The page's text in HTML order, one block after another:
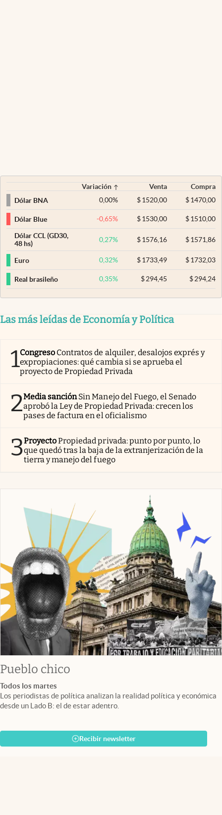
Variación Venta
Compra
Dólar BNA
0,00% $ 1520,00 $1470,00
Dólar Blue -0,65% $ 1530,00 $1510,00
Dólar CCL (GD30,
48 hs)
0,27% $ 1576,16 $1571,86
Euro 0,32% $ 1733,49 $1732,03
Real brasileño 0,35% $ 294,45 $294,24
Las más leídas de Economía y Política
1Congreso Contratos de alquiler, desalojos exprés y
expropiaciones: qué cambia si se aprueba el
proyecto de Propiedad Privada
2Media sanciónSin Manejo del Fuego, el Senado
aprobó la Ley de Propiedad Privada: crecen los
pases de factura en el oficialismo
3ProyectoPropiedad privada: punto por punto, lo
que quedó tras la baja de la extranjerización de la
tierra y manejo del fuego
Pueblo chico
Todos los martes
Los periodistas de política analizan la realidad política y económica
desde un Lado B: el de estar adentro.
Recibir newsletter